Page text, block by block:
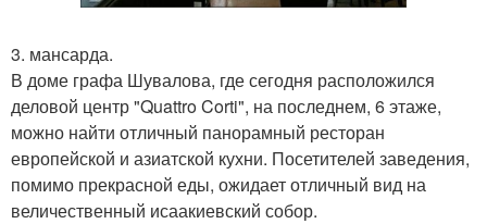
3. мансарда.
В доме графа Шувалова, где сегодня расположился
деловой центр "Quattro Corti", на последнем, 6 этаже,
можно найти отличный панорамный ресторан
европейской и азиатской кухни. Посетителей заведения,
помимо прекрасной еды, ожидает отличный вид на
величественный исаакиевский собор.